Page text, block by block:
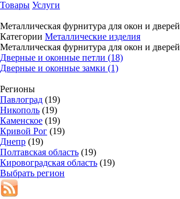
Товары Услуги
Металлическая фурнитура для окон и дверей
Категории Металлические изделия
Металлическая фурнитура для окон и дверей
Дверные и оконные петли (18)
Дверные и оконные замки (1)
Регионы
Павлоград (19)
Никополь (19)
Каменское (19)
Кривой Рог (19)
Днепр (19)
Полтавская область (19)
Кировоградская область (19)
Выбрать регион